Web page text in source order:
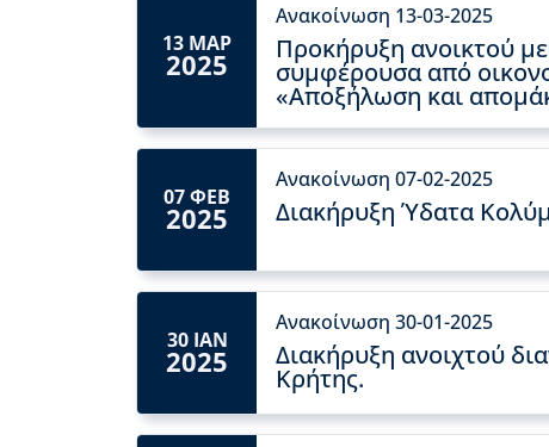
13 ΜΑΡ
2025
Ανακοίνωση 13-03-2025
Προκήρυξη ανοικτού
συμφέρουσα από
«Αποξήλωση και
07 ΦΕΒ
2025
Ανακοίνωση 07-02-2025
Διακήρυξη Ύδατα
30 ΙΑΝ
2025
Ανακοίνωση 30-01-2025
Διακήρυξη ανοιχτού
Κρήτης.